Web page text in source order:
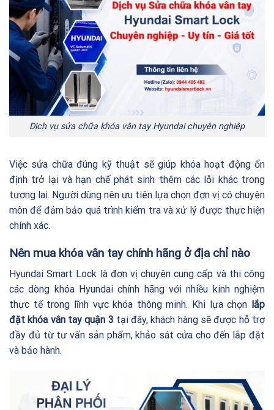
Dịch vụ sửa chữa khóa vân tay Hyundai chuyên nghiệp
Việc sửa chữa đúng kỹ thuật sẽ giúp khóa hoạt động ổn
định trở lại và hạn chế phát sinh thêm các lỗi khác trong
tương lai. Người dùng nên ưu tiên lựa chọn đơn vị có chuyên
môn để đảm bảo quá trình kiểm tra và xử lý được thực hiện
chính xác.
Nên mua khóa vân tay chính hãng ở địa chỉ nào
Hyundai Smart Lock là đơn vị chuyên cung cấp và thi công
các dòng khóa Hyundai chính hãng với nhiều kinh nghiệm
thực tế trong lĩnh vực khóa thông minh. Khi lựa chọn lắp
đặt khóa vân tay quận 3 tại đây, khách hàng sẽ được hỗ trợ
đầy đủ từ tư vấn sản phẩm, khảo sát cửa cho đến lắp đặt
và bảo hành.